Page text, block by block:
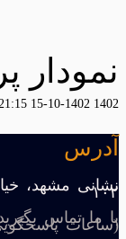
نمودار
1402
1402-10-15 21:15
آدرس
۱۰۲
با ما تماس
(ساعات پاسخگویی